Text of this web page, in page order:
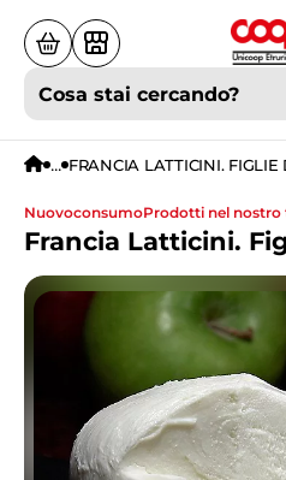
Cosa stai cercando?
... FRANCIA LATTICINI. FIGLIE
nuovoconsumo prodotti nel
Francia Latticini.